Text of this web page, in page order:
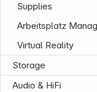
Supplies
Arbeitsplatz
Virtual Reality
Storage
Audio & HiFi